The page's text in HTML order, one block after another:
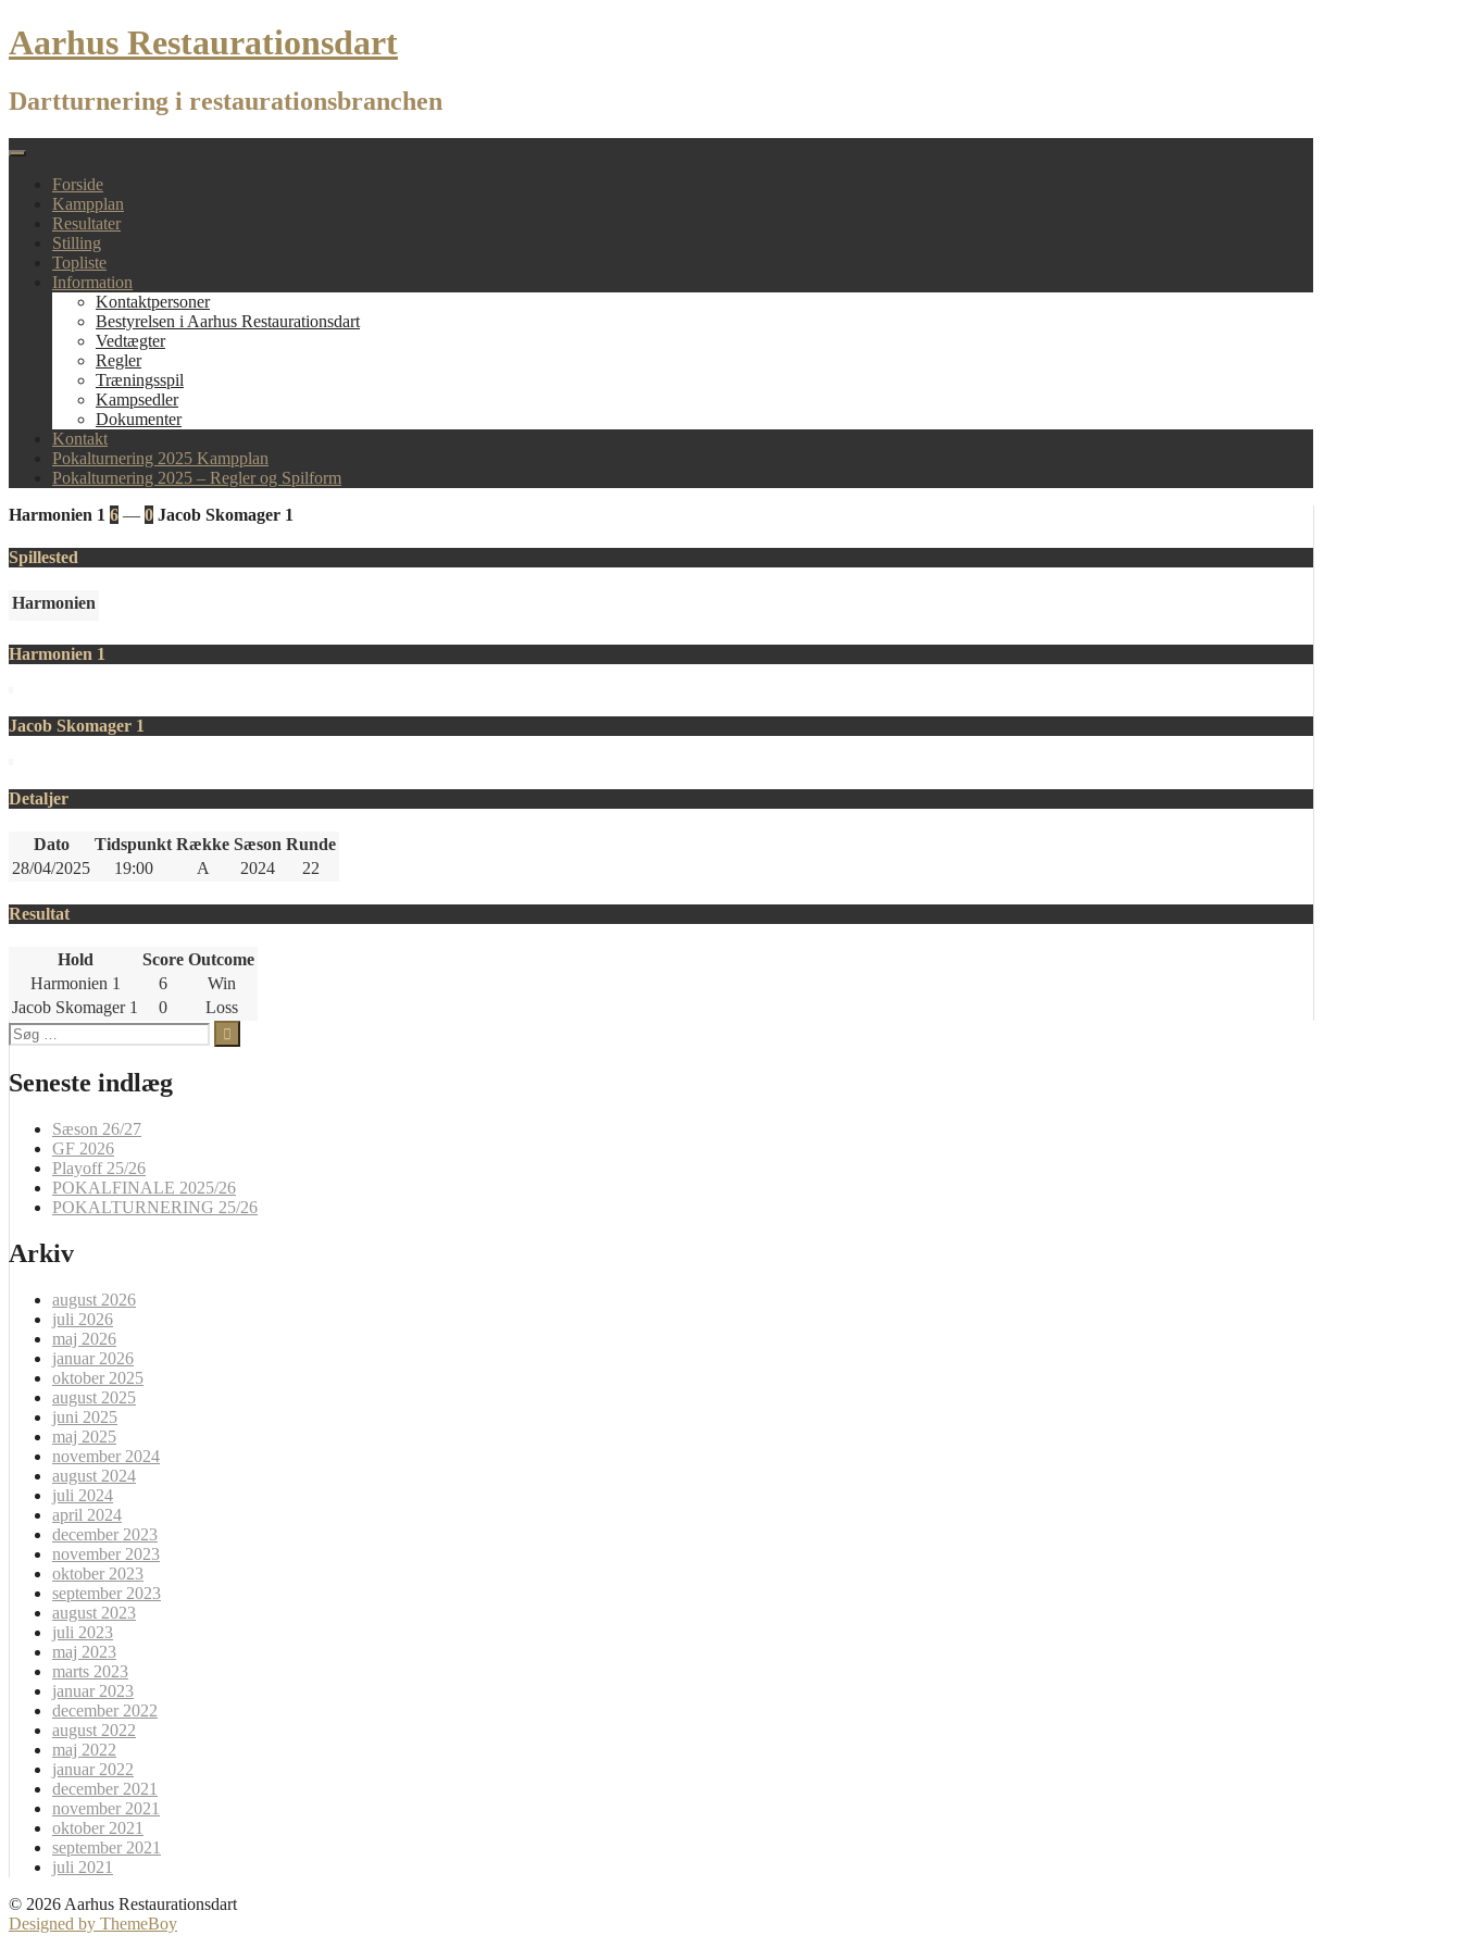
Skip
to
Aarhus Restaurationsdart
Dartturnering i restaurationsbranchen
Forside
Kampplan
Resultater
Stilling
Topliste
Information
Kontaktpersoner
Bestyrelsen i Aarhus Restaurationsdart
Vedtægter
Regler
Træningsspil
Kampsedler
Dokumenter
Kontakt
Pokalturnering 2025 Kampplan
Pokalturnering 2025 – Regler og Spilform
Harmonien 1 6 — 0 Jacob Skomager 1
Spillested
Harmonien
Harmonien 1
Jacob Skomager 1
Detaljer
Dato Tidspunkt Række Sæson Runde
28/04/2025
19:00 A 2024 22
Resultat
Hold Score Outcome
Harmonien 1
6
Win
Jacob Skomager 1
0
Loss
Søg
efter:
Seneste indlæg
Sæson 26/27
GF 2026
Playoff 25/26
POKALFINALE 2025/26
POKALTURNERING 25/26
Arkiv
august 2026
juli 2026
maj 2026
januar 2026
oktober 2025
august 2025
juni 2025
maj 2025
november 2024
august 2024
juli 2024
april 2024
december 2023
november 2023
oktober 2023
september 2023
august 2023
juli 2023
maj 2023
marts 2023
januar 2023
december 2022
august 2022
maj 2022
januar 2022
december 2021
november 2021
oktober 2021
september 2021
juli 2021
© 2026 Aarhus Restaurationsdart
Designed by ThemeBoy